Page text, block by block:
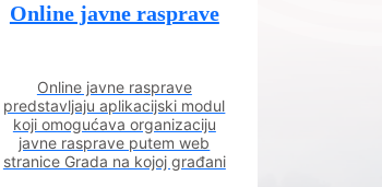
Online javne rasprave
Online javne rasprave
predstavljaju aplikacijski modul
koji omogućava organizaciju
javne rasprave putem web
stranice Grada na kojoj građani